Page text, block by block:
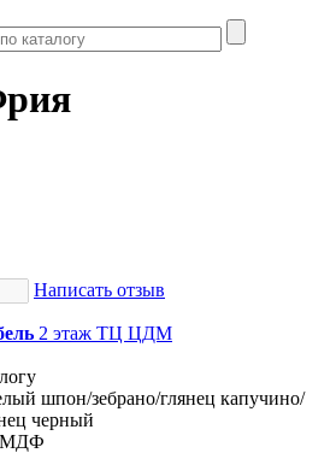
Написать отзыв
2 этаж ТЦ ЦДМ
шпон/зебрано/глянец капучино/
черный